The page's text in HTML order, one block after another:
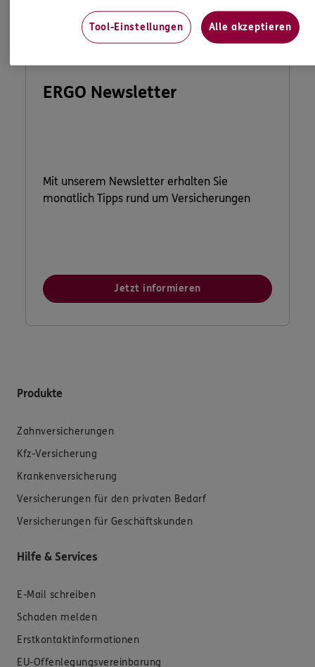
ERGO Newsletter
Mit unserem Newsletter erhalten Sie
monatlich Tipps rund um Versicherungen
Jetzt informieren
Produkte
Zahnversicherungen
Kfz-Versicherung
Krankenversicherung
Versicherungen für den privaten Bedarf
Versicherungen für Geschäftskunden
Hilfe & Services
E-Mail schreiben
Schaden melden
Erstkontaktinformationen
EU-Offenlegungsvereinbarung
Tool-Einstellungen Alle akzeptieren